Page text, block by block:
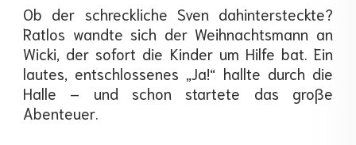
Ob der schreckliche Sven dahintersteckte?
Ratlos wandte sich der Weihnachtsmann an
Wicki, der sofort die Kinder um Hilfe bat. Ein
lautes, entschlossenes „Ja!“ hallte durch die
Halle – und schon startete das große
Abenteuer.